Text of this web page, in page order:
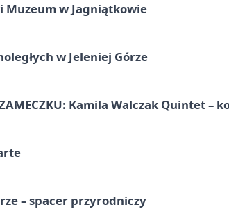
Muzeum w Jagniątkowie
w Jeleniej Górze
Kamila Walczak Quintet –
– spacer przyrodniczy